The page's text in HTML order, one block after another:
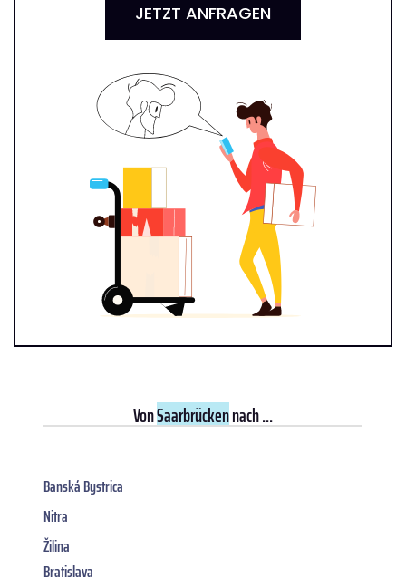
JETZT ANFRAGEN
VonSaarbrückennach ...
Banská Bystrica
Nitra
Žilina
Bratislava